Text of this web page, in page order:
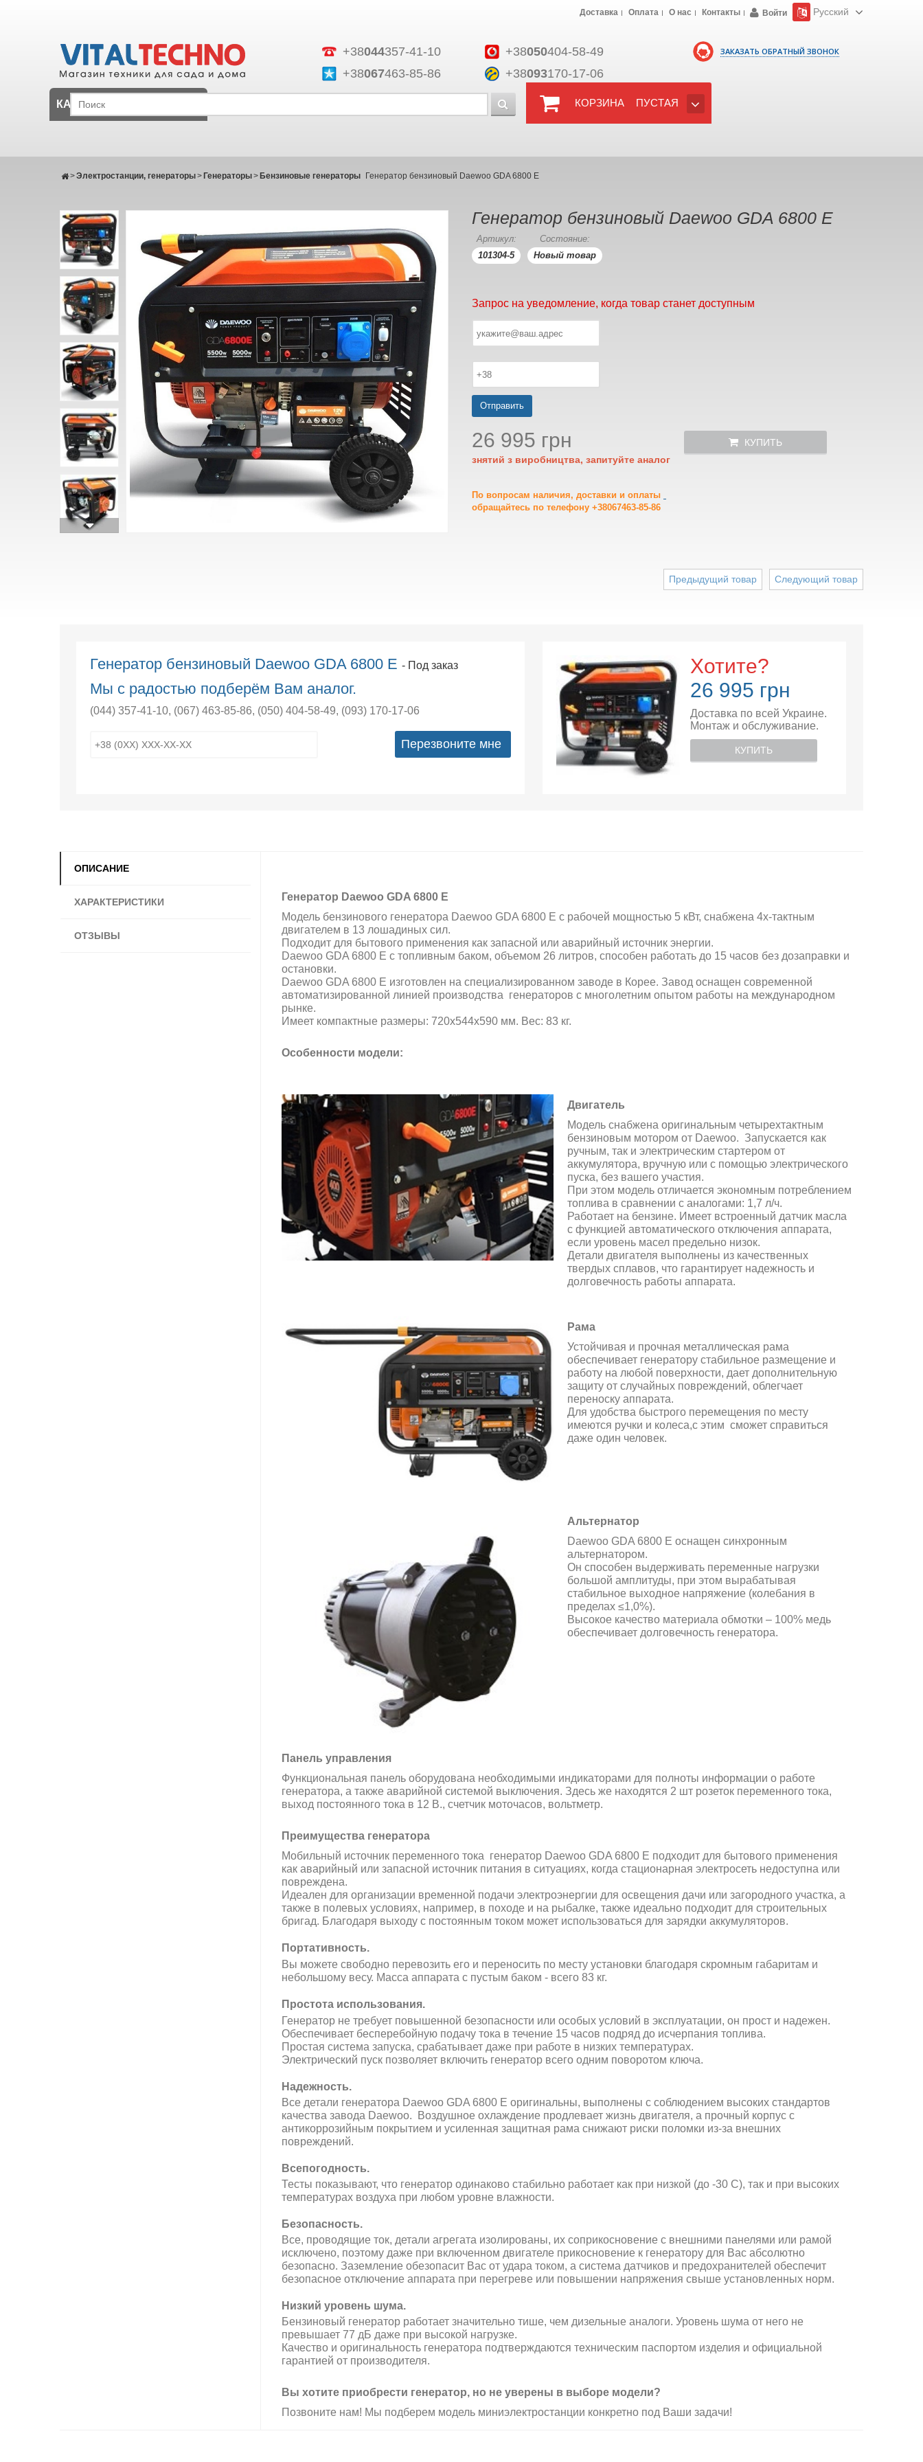
ЗАКАЗАТЬ ОБРАТНЫЙ ЗВОНОК
+38044357-41-10 +38050404-58-49
+38067463-85-86 +38093170-17-06
Доставка Оплата О нас Контакты Войти Русский
КОРЗИНА ПУСТАЯ
КАТАЛОГ
Электростанции, генераторы
> Генераторы
> Бензиновые генераторы
> Генератор бензиновый Daewoo GDA 6800 Е
Генератор бензиновый Daewoo GDA 6800 Е
Артикул:
101304-5
Состояние:
Новый товар
Запрос на уведомление, когда товар станет доступным
Отправить
26 995 грн
знятий з виробництва, запитуйте аналог
КУПИТЬ
По вопросам наличия, доставки и оплаты
обращайтесь по телефону +38067463-85-86
Следующий товар
Предыдущий товар
Генератор бензиновый Daewoo GDA 6800 Е- Под заказ
Мы с радостью подберём Вам аналог.
(044) 357-41-10, (067) 463-85-86, (050) 404-58-49, (093) 170-17-06
Перезвоните мне
Хотите?
26 995 грн
Доставка по всей Украине.
Монтаж и обслуживание.
КУПИТЬ
ОПИСАНИЕ
ХАРАКТЕРИСТИКИ
ОТЗЫВЫ
Генератор Daewoo GDA 6800 E
Модель бензинового генератора Daewoo GDA 6800 E с рабочей мощностью 5 кВт, снабжена 4х-тактным
двигателем в 13 лошадиных сил.
Подходит для бытового применения как запасной или аварийный источник энергии.
Daewoo GDA 6800 E с топливным баком, объемом 26 литров, способен работать до 15 часов без дозаправки и
остановки.
Daewoo GDA 6800 E изготовлен на специализированном заводе в Корее. Завод оснащен современной
автоматизированной линией производства генераторов с многолетним опытом работы на международном
рынке.
Имеет компактные размеры: 720х544х590 мм. Вес: 83 кг.
Особенности модели:
Двигатель
Модель снабжена оригинальным четырехтактным
бензиновым мотором от Daewoo. Запускается как
ручным, так и электрическим стартером от
аккумулятора, вручную или с помощью электрического
пуска, без вашего участия.
При этом модель отличается экономным потреблением
топлива в сравнении с аналогами: 1,7 л/ч.
Работает на бензине. Имеет встроенный датчик масла
с функцией автоматического отключения аппарата,
если уровень масел предельно низок.
Детали двигателя выполнены из качественных
твердых сплавов, что гарантирует надежность и
долговечность работы аппарата.
Рама
Устойчивая и прочная металлическая рама
обеспечивает генератору стабильное размещение и
работу на любой поверхности, дает дополнительную
защиту от случайных повреждений, облегчает
переноску аппарата.
Для удобства быстрого перемещения по месту
имеются ручки и колеса,с этим сможет справиться
даже один человек.
Альтернатор
Daewoo GDA 6800 E оснащен синхронным
альтернатором.
Он способен выдерживать переменные нагрузки
большой амплитуды, при этом вырабатывая
стабильное выходное напряжение (колебания в
пределах ≤1,0%).
Высокое качество материала обмотки – 100% медь
обеспечивает долговечность генератора.
Панель управления
Функциональная панель оборудована необходимыми индикаторами для полноты информации о работе
генератора, а также аварийной системой выключения. Здесь же находятся 2 шт розеток переменного тока,
выход постоянного тока в 12 В., cчетчик моточасов, вольтметр.
Преимущества генератора
Мобильный источник переменного тока генератор Daewoo GDA 6800 E подходит для бытового применения
как аварийный или запасной источник питания в ситуациях, когда стационарная электросеть недоступна или
повреждена.
Идеален для организации временной подачи электроэнергии для освещения дачи или загородного участка, а
также в полевых условиях, например, в походе и на рыбалке, также идеально подходит для строительных
бригад. Благодаря выходу с постоянным током может использоваться для зарядки аккумуляторов.
Портативность.
Вы можете свободно перевозить его и переносить по месту установки благодаря скромным габаритам и
небольшому весу. Масса аппарата с пустым баком - всего 83 кг.
Простота использования.
Генератор не требует повышенной безопасности или особых условий в эксплуатации, он прост и надежен.
Обеспечивает бесперебойную подачу тока в течение 15 часов подряд до исчерпания топлива.
Простая система запуска, срабатывает даже при работе в низких температурах.
Электрический пуск позволяет включить генератор всего одним поворотом ключа.
Надежность.
Все детали генератора Daewoo GDA 6800 E оригинальны, выполнены с соблюдением высоких стандартов
качества завода Daewoo. Воздушное охлаждение продлевает жизнь двигателя, а прочный корпус с
антикоррозийным покрытием и усиленная защитная рама снижают риски поломки из-за внешних
повреждений.
Всепогодность.
Тесты показывают, что генератор одинаково стабильно работает как при низкой (до -30 С), так и при высоких
температурах воздуха при любом уровне влажности.
Безопасность.
Все, проводящие ток, детали агрегата изолированы, их соприкосновение с внешними панелями или рамой
исключено, поэтому даже при включенном двигателе прикосновение к генератору для Вас абсолютно
безопасно. Заземление обезопасит Вас от удара током, а система датчиков и предохранителей обеспечит
безопасное отключение аппарата при перегреве или повышении напряжения свыше установленных норм.
Низкий уровень шума.
Бензиновый генератор работает значительно тише, чем дизельные аналоги. Уровень шума от него не
превышает 77 дБ даже при высокой нагрузке.
Качество и оригинальность генератора подтверждаются техническим паспортом изделия и официальной
гарантией от производителя.
Вы хотите приобрести генератор, но не уверены в выборе модели?
Позвоните нам! Мы подберем модель миниэлектростанции конкретно под Ваши задачи!